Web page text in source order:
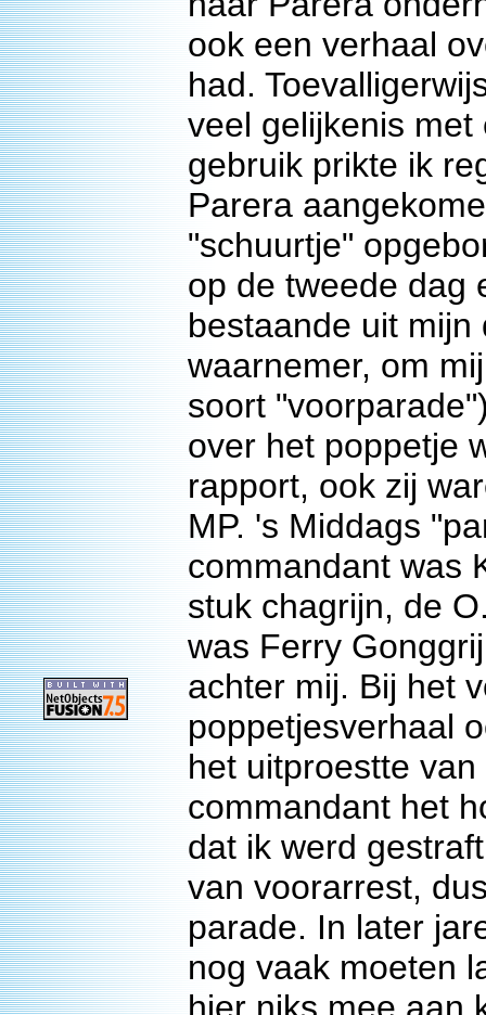
ook een verhaal
had.
veel gelijkenis
gebruik prikte ik
Parera
"schuurtje"
op de tweede dag
bestaande uit
waarnemer, om
soort
over het poppetje
rapport, ook zij
MP. 's Middags
commandant was
stuk chagrijn, de
was Ferry
achter mij. Bij het
poppetjesverhaal
het uitproestte
commandant het
dat ik werd
van voorarrest,
parade. In later
nog vaak moeten